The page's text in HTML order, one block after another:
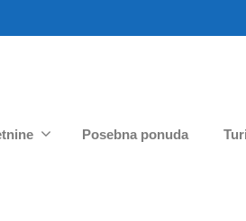
Posebna ponuda